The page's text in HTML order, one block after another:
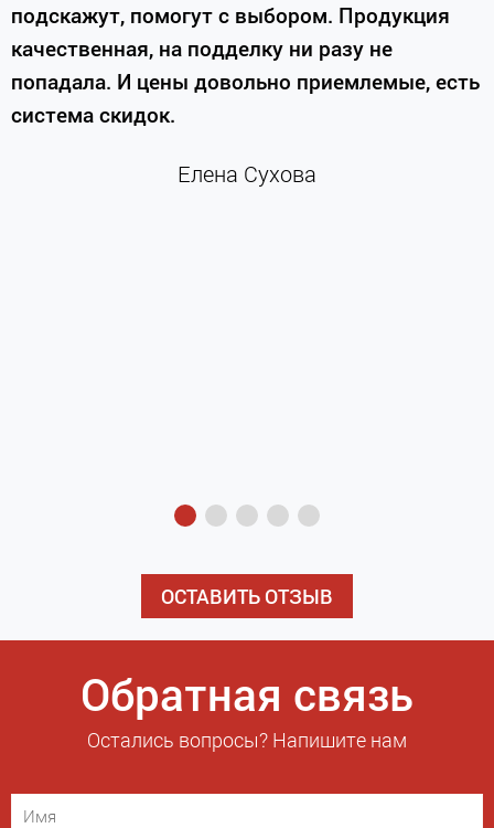
подскажут, помогут с выбором. Продукция
качественная, на подделку ни разу не
попадала. И цены довольно приемлемые, есть
система скидок.
Елена Сухова
ОСТАВИТЬ ОТЗЫВ
Обратная связь
Остались вопросы? Напишите нам